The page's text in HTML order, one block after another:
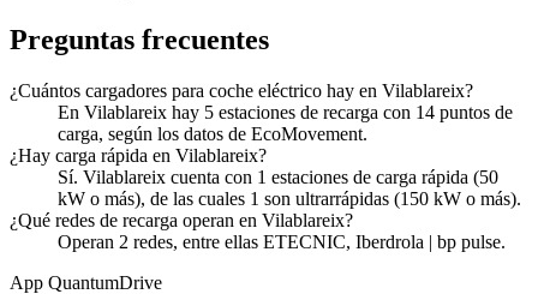
Preguntas frecuentes
¿Cuántos cargadores para coche eléctrico hay en Vilablareix?
En Vilablareix hay 5 estaciones de recarga con 14 puntos de
carga, según los datos de EcoMovement.
¿Hay carga rápida en Vilablareix?
Sí. Vilablareix cuenta con 1 estaciones de carga rápida (50
kW o más), de las cuales 1 son ultrarrápidas (150 kW o más).
¿Qué redes de recarga operan en Vilablareix?
Operan 2 redes, entre ellas ETECNIC, Iberdrola | bp pulse.
App QuantumDrive